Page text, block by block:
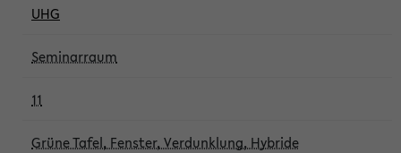
UHG
Seminarraum
11
Grüne Tafel, Fenster, Verdunklung, Hybride